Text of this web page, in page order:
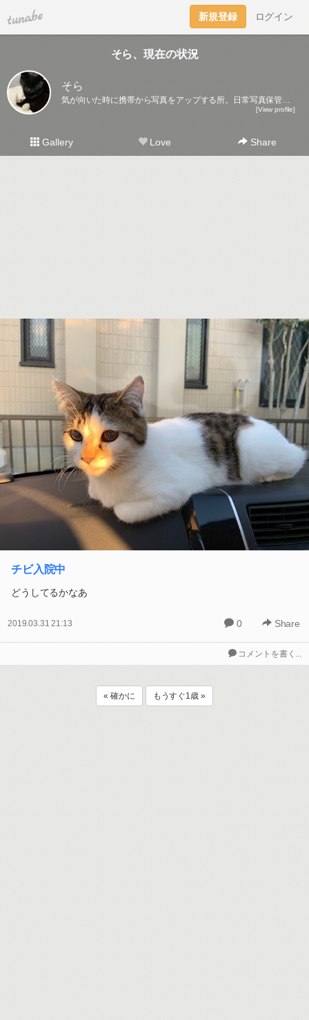
tuna.be 新規登録 ログイン
そら、現在の状況
そら
気が向いた時に携帯から写真をアップする所。日常写真保管庫になるかな～。
[View profile]
Gallery Love Share
チビ入院中
どうしてるかなあ
2019.03.31 21:13 0 Share
コメントを書く...
« 確かに もうすぐ1歳 »